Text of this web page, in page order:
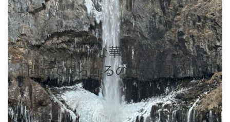
荘厳な華厳の滝
間近で観られるのは大感動！！